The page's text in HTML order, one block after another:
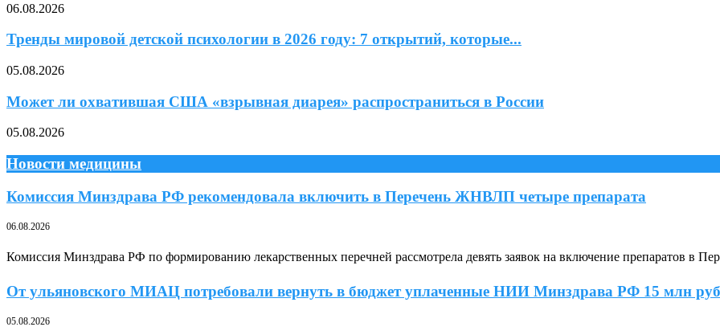
06.08.2026
Тренды мировой детской психологии в 2026 году: 7 открытий, которые...
05.08.2026
Может ли охватившая США «взрывная диарея» распространиться в России
05.08.2026
Новости медицины
Комиссия Минздрава РФ рекомендовала включить в Перечень ЖНВЛП четыре препарата
06.08.2026
Комиссия Минздрава РФ по формированию лекарственных перечней рассмотрела девять заявок на включение препаратов в
От ульяновского МИАЦ потребовали вернуть в бюджет уплаченные НИИ Минздрава РФ 15 млн
05.08.2026